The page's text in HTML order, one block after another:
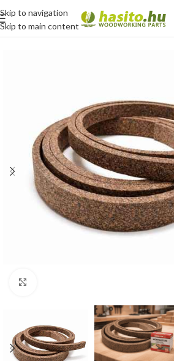
Skip to navigation
Skip to main content